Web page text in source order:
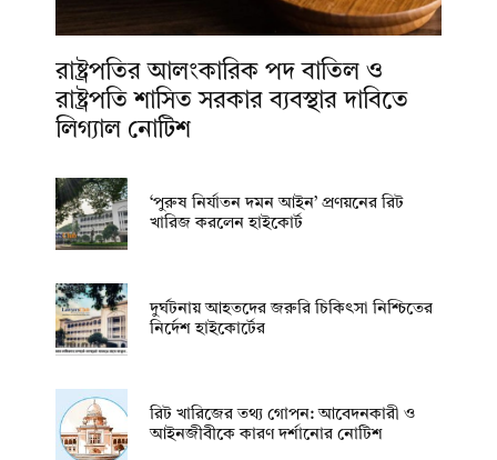
রাষ্ট্রপতির আলংকারিক পদ বাতিল ও
রাষ্ট্রপতি শাসিত সরকার ব্যবস্থার দাবিতে
লিগ্যাল নোটিশ
‘পুরুষ নির্যাতন দমন আইন’ প্রণয়নের রিট
খারিজ করলেন হাইকোর্ট
দুর্ঘটনায় আহতদের জরুরি চিকিৎসা নিশ্চিতের
নির্দেশ হাইকোর্টের
রিট খারিজের তথ্য গোপন: আবেদনকারী ও
আইনজীবীকে কারণ দর্শানোর নোটিশ